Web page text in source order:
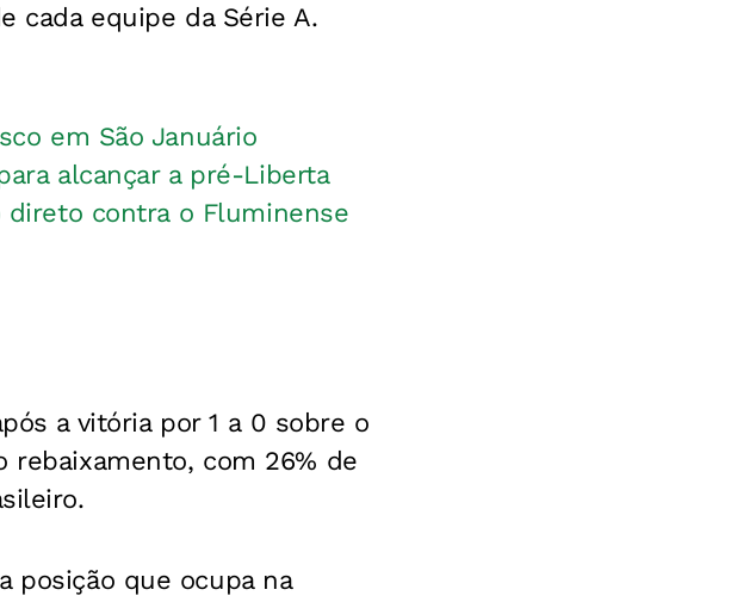
cada equipe da Série A.
em São Januário
alcançar a pré-Liberta
direto contra o Fluminense
a vitória por 1 a 0 sobre o
rebaixamento, com 26% de
posição que ocupa na